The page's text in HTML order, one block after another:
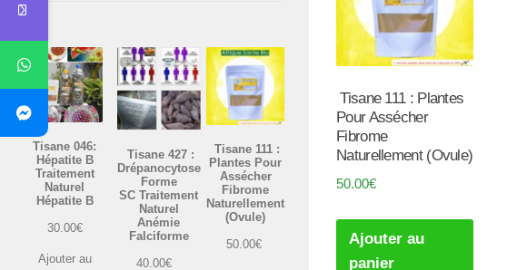
Tisane 111 : Plantes
Pour Assécher
Fibrome
Naturellement (Ovule)
50.00€
Ajouter au
panier
Tisane 046:
Hépatite B
Traitement
Naturel
Hépatite B
30.00€
Ajouter au
Tisane 427 :
Drépanocytose
Forme
SC Traitement
Naturel
Anémie
Falciforme
40.00€
Tisane 111 :
Plantes Pour
Assécher
Fibrome
Naturellement
(Ovule)
50.00€